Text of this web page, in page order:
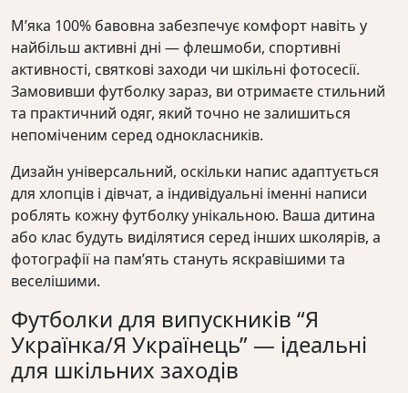
М’яка 100% бавовна забезпечує комфорт навіть у
найбільш активні дні — флешмоби, спортивні
активності, святкові заходи чи шкільні фотосесії.
Замовивши футболку зараз, ви отримаєте стильний
та практичний одяг, який точно не залишиться
непоміченим серед однокласників.
Дизайн універсальний, оскільки напис адаптується
для хлопців і дівчат, а індивідуальні іменні написи
роблять кожну футболку унікальною. Ваша дитина
або клас будуть виділятися серед інших школярів, а
фотографії на пам’ять стануть яскравішими та
веселішими.
Футболки для випускників “Я
Українка/Я Українець” — ідеальні
для шкільних заходів